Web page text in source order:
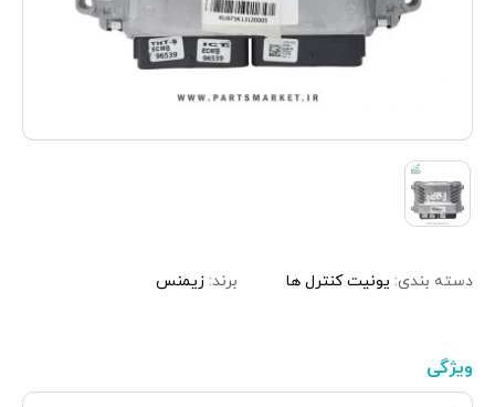
دسته بندی: یونیت کنترل ها برند: زیمنس
ویژگی